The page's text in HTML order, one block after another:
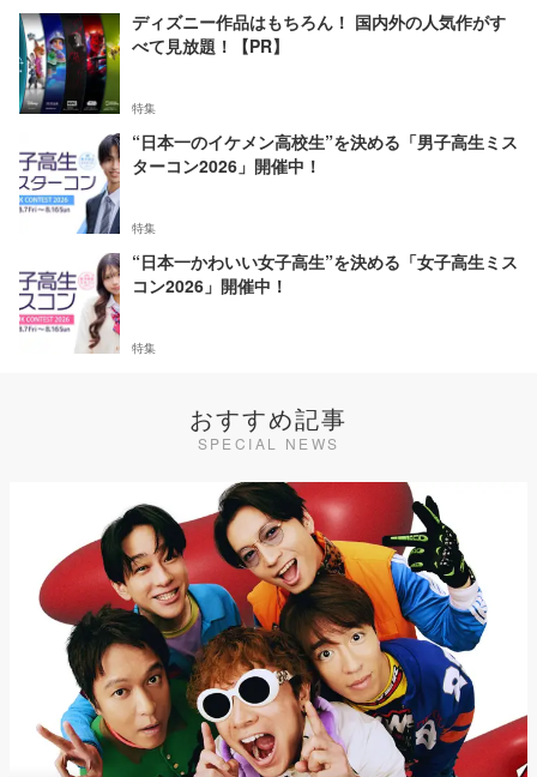
ディズニー作品はもちろん！ 国内外の人気作がす
べて見放題！【PR】
特集
“日本一のイケメン高校生”を決める「男子高生ミス
ターコン2026」開催中！
特集
“日本一かわいい女子高生”を決める「女子高生ミス
コン2026」開催中！
特集
おすすめ記事
SPECIAL NEWS